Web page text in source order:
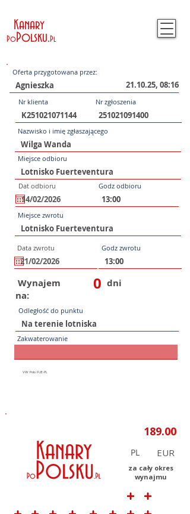
Kanary
PoPolsku.Pl
Oferta przygotowana przez:
21.10.25, 08:16
Nr klienta Nr zgłoszenia
Nazwisko i imię zgłaszającego
Miejsce odbioru
Dat odbioru Godz odbioru
Miejsce zwrotu
Data zwrotu Godz zwrotu
Wynajem
na:
0 dni
Odległość do punktu
Zakwaterowanie
PL
za cały okres
wynajmu